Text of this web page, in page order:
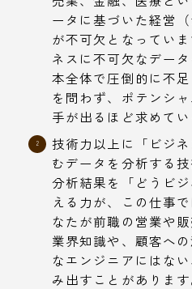
ータに基づいた経営
が不可欠となってい
ネスに不可欠なデー
本全体で圧倒的に不
を問わず、ポテンシ
手が出るほど求めてい
技術力以上に「ビジ
むデータを分析する
分析結果を「どうビ
える力が、この仕事
なたが前職の営業や
業界知識や、顧客へ
なエンジニアにはな
み出すことがあります